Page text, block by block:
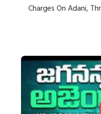
Charges On Adani,